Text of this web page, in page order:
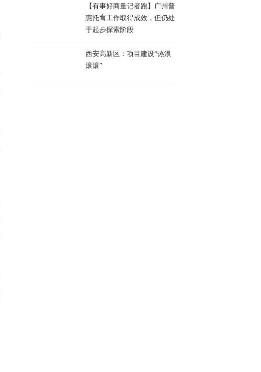
【有事好商量记者跑】广州普
惠托育工作取得成效，但仍处
于起步探索阶段
西安高新区：项目建设“热浪
滚滚”